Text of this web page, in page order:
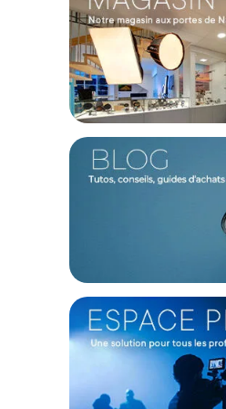
Le châssis en aluminium
antidérapant assure une bonne
offrant une prise en main
repose-paumes ergonomiques
Mise au point facile et précise
mise au point, même avec des
est également disponible pour
vision entre les yeux.
Les œilletons rabattables
confortable avec ou sans
oculaire de 15 mm, elles
Caractéristiques des Bushnell
10x42 :
Type de prisme : Toit (BK7)
Grossissement : 10x